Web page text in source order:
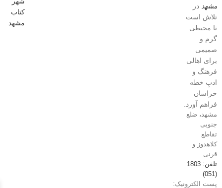
مشهد در
تلاش است
تا محیطی
گرم و
صمیمی
برای اهالی
فرهنگ و
ادبِ خطه
خراسان
فراهم آورد.
مشهد، ضلع
جنوبی
تقاطع
کلاهدوز و
قرنی
تلفن: 1803
(051)
پست الکترونیک: